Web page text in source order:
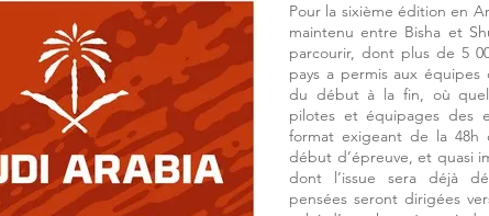
Pour la sixième édition en
maintenu entre Bisha et
parcourir, dont plus de 5
pays a permis aux
du début à la fin, où
pilotes et équipages des
format exigeant de la
début d’épreuve, et quasi
dont l’issue sera déjà
pensées seront dirigées